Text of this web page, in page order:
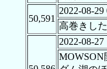
50,591
2022-08-29
高巻きし
2022-08-27
MOWSON